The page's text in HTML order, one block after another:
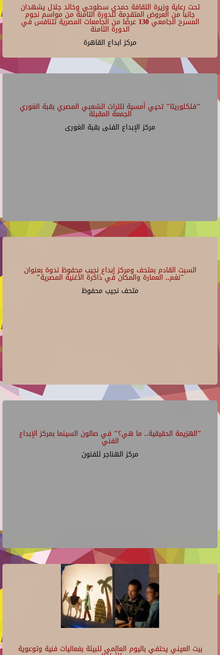
تحت رعاية وزيرة الثقافة حمدي سطوحي وخالد جلال يشهدان
جانبا من العروض المتقدمة للدورة الثامنة من مواسم نجوم
المسرح الجامعي 130 عرضًا من الجامعات المصرية تتنافس في
الدورة الثامنة
مركز ابداع القاهرة
"فلكلوريتا" تحيي أمسية للتراث الشعبي المصري بقبة الغوري
الجمعة المقبلة
مركز الإبداع الفنى بقبة الغورى
السبت القادم بمتحف ومركز إبداع نجيب محفوظ ندوة بعنوان
"نغم.. العمارة والمكان في ذاكرة الأغنية المصرية"
متحف نجيب محفوظ
"الهزيمة الحقيقية.. ما هي؟" في صالون السينما بمركز الإبداع
الفني
مركز الهناجر للفنون
بيت العيني يحتفي باليوم العالمي للبيئة بفعاليات فنية وتوعوية